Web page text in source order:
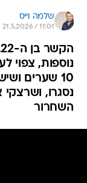
שלמה וייס
21.5.2026 / 11:01
נוספות, צפוי
10 שערים
נסגרו, ושרצקי
השחרור